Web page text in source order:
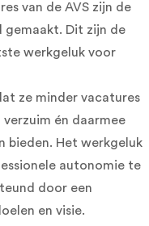
van de AVS zijn de
gemaakt. Dit zijn de
werkgeluk voor
ze minder vacatures
én daarmee
bieden. Het werkgeluk
autonomie te
door een
en visie.